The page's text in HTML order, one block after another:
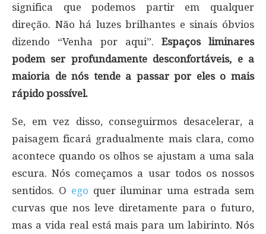
significa que podemos partir em qualquer
direção. Não há luzes brilhantes e sinais óbvios
dizendo “Venha por aqui”. Espaços liminares
podem ser profundamente desconfortáveis, e a
maioria de nós tende a passar por eles o mais
rápido possível.
Se, em vez disso, conseguirmos desacelerar, a
paisagem ficará gradualmente mais clara, como
acontece quando os olhos se ajustam a uma sala
escura. Nós começamos a usar todos os nossos
sentidos. O ego quer iluminar uma estrada sem
curvas que nos leve diretamente para o futuro,
mas a vida real está mais para um labirinto. Nós